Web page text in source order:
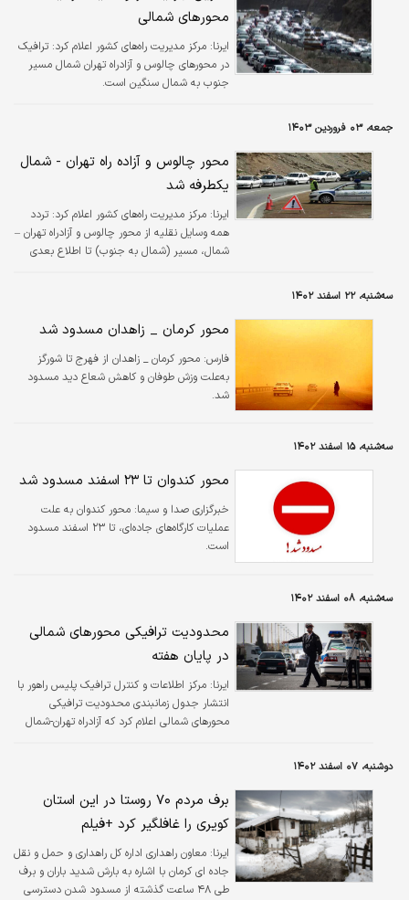
محورهای شمالی
ایرنا: مرکز مدیریت راه‌های کشور اعلام کرد: ترافیک
در محورهای چالوس و آزادراه تهران شمال مسیر
جنوب به شمال سنگین است.
جمعه، ۰۳ فروردین ۱۴۰۳
محور چالوس و آزاده راه تهران - شمال
یکطرفه شد
ایرنا: مرکز مدیریت راه‌های کشور اعلام کرد: تردد
همه وسایل نقلیه از محور چالوس و آزادراه تهران –
شمال، مسیر (شمال به جنوب) تا اطلاع بعدی
سه‌شنبه، ۲۲ اسفند ۱۴۰۲
محور کرمان _ زاهدان مسدود شد
فارس: محور کرمان _ زاهدان از فهرج تا شورگز
به‌علت وزش طوفان و کاهش شعاع دید مسدود
شد.
سه‌شنبه، ۱۵ اسفند ۱۴۰۲
محور کندوان تا ۲۳ اسفند مسدود شد
خبرگزاری صدا و سیما: محور کندوان به علت
عملیات کارگاه‌های جاده‌ای، تا ۲۳ اسفند مسدود
است.
سه‌شنبه، ۰۸ اسفند ۱۴۰۲
محدودیت ترافیکی محورهای شمالی
در پایان هفته
ایرنا: مرکز اطلاعات و کنترل ترافیک پلیس راهور با
انتشار جدول زمانبندی محدودیت ترافیکی
محورهای شمالی اعلام کرد که آزادراه تهران-شمال
دوشنبه، ۰۷ اسفند ۱۴۰۲
برف مردم ۷۰ روستا در این استان
کویری را غافلگیر کرد +فیلم
ایرنا: معاون راهداری اداره کل راهداری و حمل و نقل
جاده ای کرمان با اشاره به بارش شدید باران و برف
طی ۴۸ ساعت گذشته از مسدود شدن دسترسی